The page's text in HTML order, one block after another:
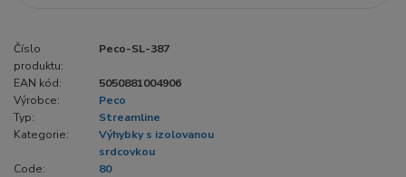
Číslo
produktu:
Peco-SL-387
EAN kód:
5050881004906
Výrobce:
Peco
Typ:
Streamline
Kategorie:
Výhybky s izolovanou
srdcovkou
Code:
80